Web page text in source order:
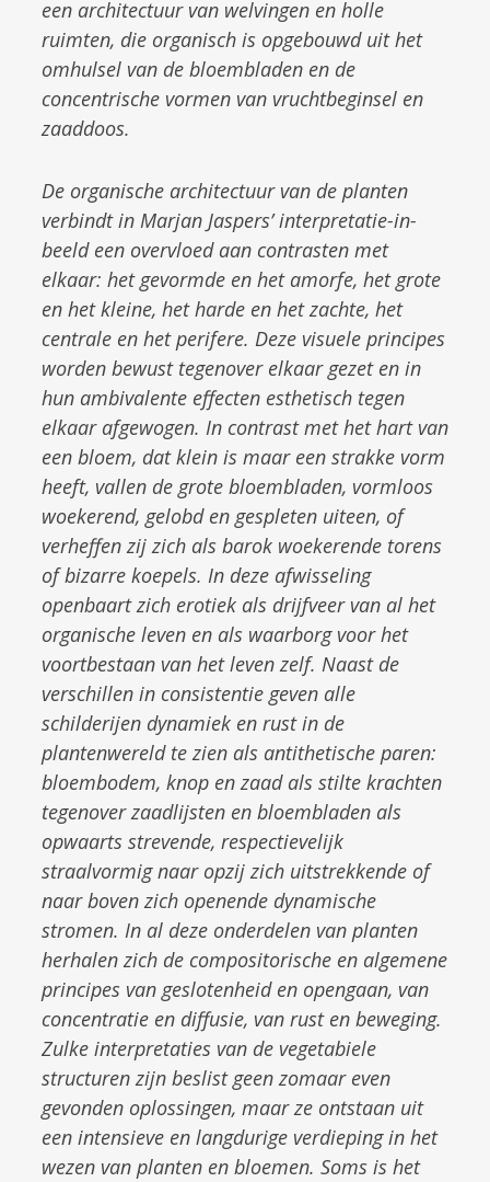
een architectuur van welvingen en holle
ruimten, die organisch is opgebouwd uit het
omhulsel van de bloembladen en de
concentrische vormen van vruchtbeginsel en
zaaddoos.
De organische architectuur van de planten
verbindt in Marjan Jaspers’ interpretatie-in-
beeld een overvloed aan contrasten met
elkaar: het gevormde en het amorfe, het grote
en het kleine, het harde en het zachte, het
centrale en het perifere. Deze visuele principes
worden bewust tegenover elkaar gezet en in
hun ambivalente effecten esthetisch tegen
elkaar afgewogen. In contrast met het hart van
een bloem, dat klein is maar een strakke vorm
heeft, vallen de grote bloembladen, vormloos
woekerend, gelobd en gespleten uiteen, of
verheffen zij zich als barok woekerende torens
of bizarre koepels. In deze afwisseling
openbaart zich erotiek als drijfveer van al het
organische leven en als waarborg voor het
voortbestaan van het leven zelf. Naast de
verschillen in consistentie geven alle
schilderijen dynamiek en rust in de
plantenwereld te zien als antithetische paren:
bloembodem, knop en zaad als stilte krachten
tegenover zaadlijsten en bloembladen als
opwaarts strevende, respectievelijk
straalvormig naar opzij zich uitstrekkende of
naar boven zich openende dynamische
stromen. In al deze onderdelen van planten
herhalen zich de compositorische en algemene
principes van geslotenheid en opengaan, van
concentratie en diffusie, van rust en beweging.
Zulke interpretaties van de vegetabiele
structuren zijn beslist geen zomaar even
gevonden oplossingen, maar ze ontstaan uit
een intensieve en langdurige verdieping in het
wezen van planten en bloemen. Soms is het